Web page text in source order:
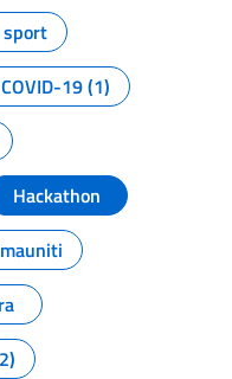
pagina
sport
19 (1)
Hackathon